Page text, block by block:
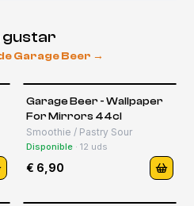
gustar
Garage Beer →
Garage Beer - Wallpaper
For Mirrors 44cl
Smoothie / Pastry Sour
Disponible · 12 uds
€ 6,90